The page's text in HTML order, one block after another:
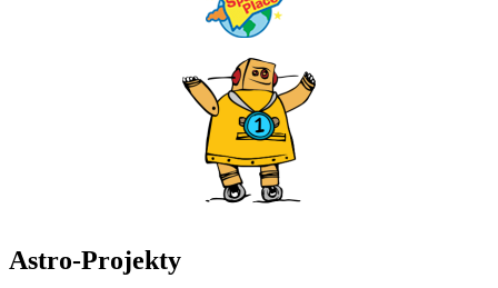
Astro-Projekty